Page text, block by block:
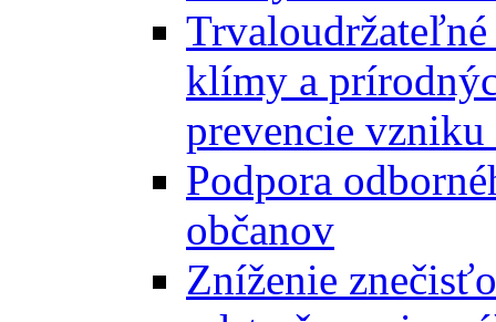
klímy a
prevencie vzniku
Podpora
občanov
Zníženie